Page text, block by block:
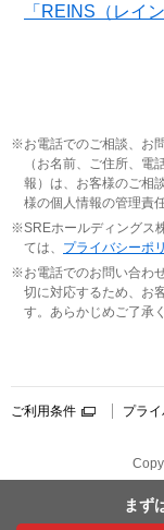
まず
「REINS（レイ
お電話でのご相談、お
（お名前、ご住所、
報）は、お客様のご相
様の個人情報の管理責
SREホールディングス
ては、 プライバシーポ
お電話でのお問い合わ
切に対応するため、お
す。あらかじめご了承
ご利用条件 プラ